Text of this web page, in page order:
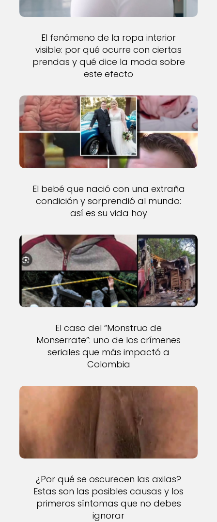
El fenómeno de la ropa interior
visible: por qué ocurre con ciertas
prendas y qué dice la moda sobre
este efecto
El bebé que nació con una extraña
condición y sorprendió al mundo:
así es su vida hoy
El caso del “Monstruo de
Monserrate”: uno de los crímenes
seriales que más impactó a
Colombia
¿Por qué se oscurecen las axilas?
Estas son las posibles causas y los
primeros síntomas que no debes
ignorar